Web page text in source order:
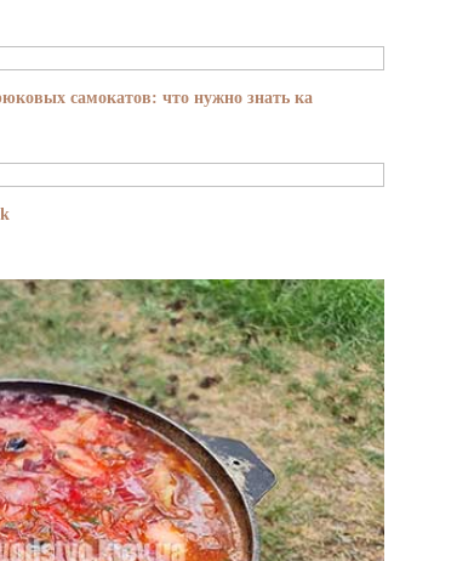
самокатов: что нужно знать ка